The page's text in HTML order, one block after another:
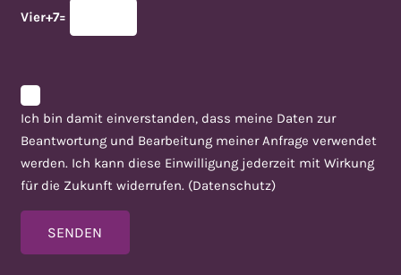
Vier+7=
Ich bin damit einverstanden, dass meine Daten zur
Beantwortung und Bearbeitung meiner Anfrage verwendet
werden. Ich kann diese Einwilligung jederzeit mit Wirkung
für die Zukunft widerrufen. (Datenschutz)